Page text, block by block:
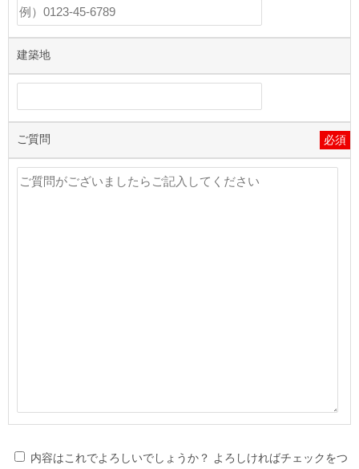
建築地
ご質問 必須
内容はこれでよろしいでしょうか？ よろしければチェックをつ